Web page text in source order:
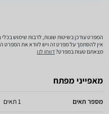
המפרט עודכן בשיטות שונות, לרבות שימוש בכלי
אין להסתמך על מפרט זה ויש לוודא את המפרט
מצאתם טעות במפרט?דווחו לנו
מאפייני מפתח
מספר תאים 1 תאים